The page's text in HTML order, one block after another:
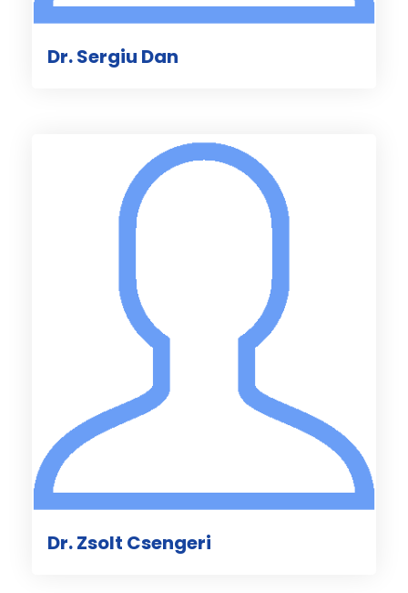
Dr. Sergiu Dan
Dr. Zsolt Csengeri